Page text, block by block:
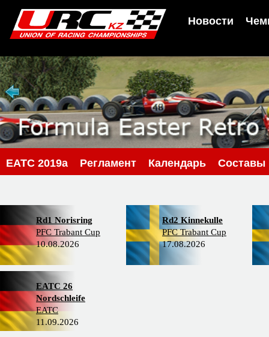
Новости
EATC 2019a Регламент Календарь Составы
Rd1 Norisring
PFC Trabant Cup
10.08.2026
Rd2 Kinnekulle
PFC Trabant Cup
17.08.2026
EATC 26
Nordschleife
EATC
11.09.2026